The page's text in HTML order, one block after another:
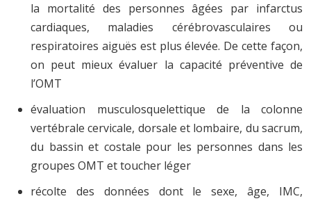
la mortalité des personnes âgées par infarctus
cardiaques, maladies cérébrovasculaires ou
respiratoires aiguës est plus élevée. De cette façon,
on peut mieux évaluer la capacité préventive de
l’OMT
évaluation musculosquelettique de la colonne
vertébrale cervicale, dorsale et lombaire, du sacrum,
du bassin et costale pour les personnes dans les
groupes OMT et toucher léger
récolte des données dont le sexe, âge, IMC,